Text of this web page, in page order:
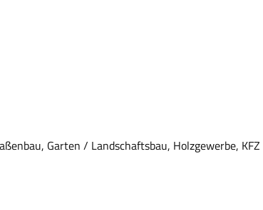
Garten / Landschaftsbau, Holzgewerbe,